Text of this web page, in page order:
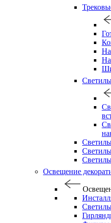
Освещение